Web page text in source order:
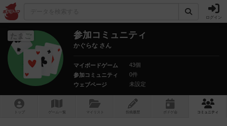
ログイン
たまご 参加コミュニティ
かぐらな さん
マイボードゲーム
43個
参加コミュニティ
0件
ウェブページ
未設定
トップ ゲーム一覧 マイリスト 投稿履歴 ボ ドゲ コミュニティ